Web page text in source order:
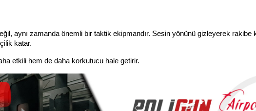
aynı zamanda önemli bir taktik ekipmandır. Sesin yönünü gizleyerek rakibe
katar.
etkili hem de daha korkutucu hale getirir.